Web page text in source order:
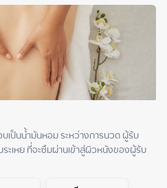
เป็นน้ำมันหอม ระหว่างการนวด ผู้รับ
ะเหย ที่จะซึมผ่านเข้าสู่ผิวหนังของผู้รับ